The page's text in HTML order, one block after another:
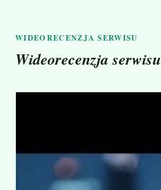
WIDEORECENZJA SERWISU
Wideorecenzja serwisu